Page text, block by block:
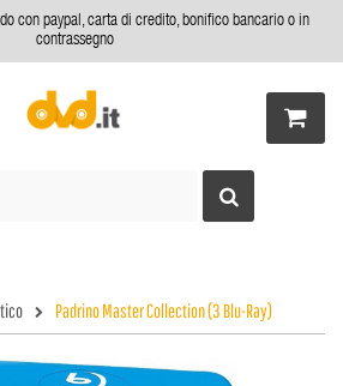
con paypal, carta di credito, bonifico bancario o in
contrassegno
Padrino Master Collection (3 Blu-Ray)